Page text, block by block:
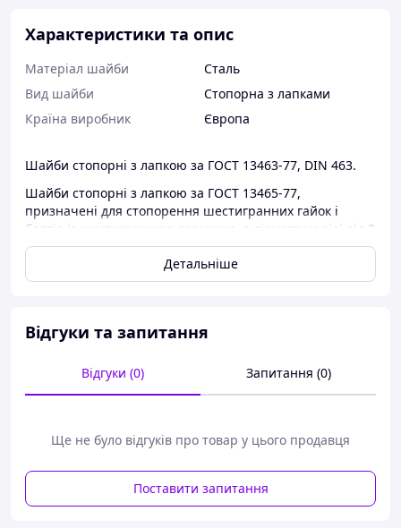
Характеристики та опис
Матеріал шайби
Сталь
Вид шайби
Стопорна з лапками
Країна виробник
Європа
Шайби стопорні з лапкою за ГОСТ 13463-77, DIN 463.
Шайби стопорні з лапкою за ГОСТ 13465-77,
призначені для стопорення шестигранних гайок і
болтів із шестигранною головкою, з діаметром різі від 3
до 48 мм.
Дивитися інші стопорні шайби
Детальніше
Відгуки та запитання
Відгуки (0) Запитання (0)
Ще не було відгуків про товар у цього продавця
Поставити запитання